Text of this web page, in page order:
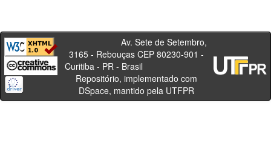
Av. Sete de Setembro,
3165 - Rebouças CEP 80230-901 -
Curitiba - PR - Brasil
Repositório, implementado com
DSpace, mantido pela UTFPR